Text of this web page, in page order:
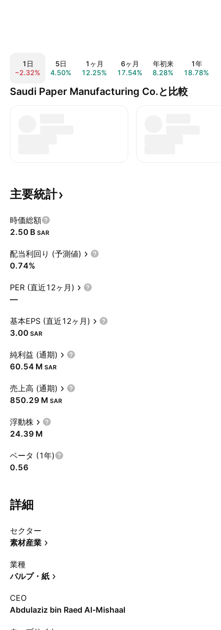
1日
−2.32%
5日
4.50%
1ヶ月
12.25%
6ヶ月
17.54%
年初来
8.28%
1年
18.78%
Saudi Paper Manufacturing Co.と比較
主要統計
時価総額
‪2.50 B‬ SAR
配当利回り (予測値)
0.74%
PER (直近12ヶ月)
—
基本EPS (直近12ヶ月)
3.00 SAR
純利益 (通期)
‪60.54 M‬ SAR
売上高 (通期)
‪850.29 M‬ SAR
浮動株
‪24.39 M‬
ベータ (1年)
0.56
詳細
セクター
素材産業
業種
パルプ・紙
CEO
Abdulaziz bin Raed Al-Mishaal